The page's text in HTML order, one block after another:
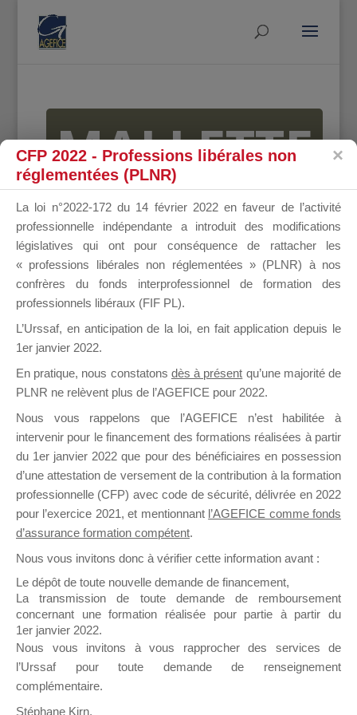
MALLETTE
DU
DIRIGEANT
il y a un mois
Ce groupe est destiné aux Organismes de
Formation qui souhaitent répondre à l’Appel à
Propositions Mallette du Dirigeant.
Ce groupe propose un forum dédié au support
sur lequel il est possible de laisser un message
ou poser une question.
NB : Il est nécessaire d’être
pouvoir rejoindre ce groupe
CFP 2022 - Professions libérales non
réglementées (PLNR)
La loi n°2022-172 du 14 février 2022 en faveur de l’activité
professionnelle indépendante a introduit des modifications
législatives qui ont pour conséquence de rattacher les
« professions libérales non réglementées » (PLNR) à nos
confrères du fonds interprofessionnel de formation des
professionnels libéraux (FIF PL).
L’Urssaf, en anticipation de la loi, en fait application depuis le
1er janvier 2022.
En pratique, nous constatons dès à présent qu’une majorité de
PLNR ne relèvent plus de l’AGEFICE pour 2022.
Nous vous rappelons que l’AGEFICE n’est habilitée à
intervenir pour le financement des formations réalisées à partir
du 1er janvier 2022 que pour des bénéficiaires en possession
d’une attestation de versement de la contribution à la formation
professionnelle (CFP) avec code de sécurité, délivrée en 2022
pour l’exercice 2021, et mentionnant l’AGEFICE comme fonds
d’assurance formation compétent.
Nous vous invitons donc à vérifier cette information avant :
Le dépôt de toute nouvelle demande de financement,
La transmission de toute demande de remboursement
concernant une formation réalisée pour partie à partir du
1er janvier 2022.
Nous vous invitons à vous rapprocher des services de
l’Urssaf pour toute demande de renseignement
complémentaire.
Stéphane Kirn,